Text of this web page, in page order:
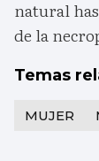
natural
de la
Temas
MUJER